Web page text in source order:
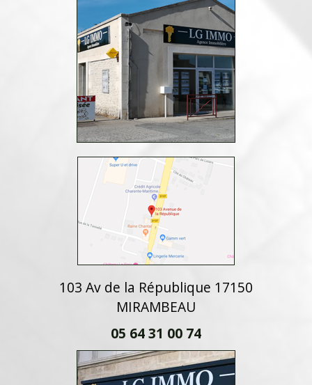
103 Av de la République 17150
MIRAMBEAU
05 64 31 00 74